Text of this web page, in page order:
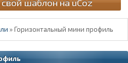
»Горизонтальный мини профиль